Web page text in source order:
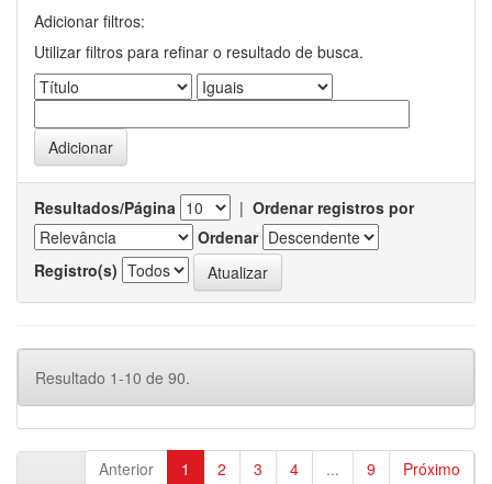
Adicionar filtros:
Utilizar filtros para refinar o resultado de busca.
Resultados/Página | Ordenar registros por
Ordenar
Registro(s)
Resultado 1-10 de 90.
Anterior 1 2 3 4 ... 9 Próximo